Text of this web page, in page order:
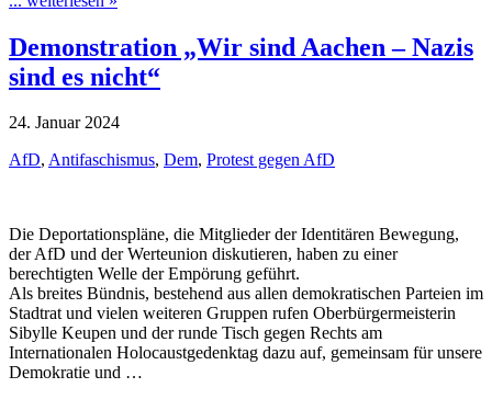
Demonstration „Wir sind Aachen – Nazis
sind es nicht“
24. Januar 2024
AfD, Antifaschismus, Dem, Protest gegen AfD
Die Deportationspläne, die Mitglieder der Identitären Bewegung,
der AfD und der Werteunion diskutieren, haben zu einer
berechtigten Welle der Empörung geführt.
Als breites Bündnis, bestehend aus allen demokratischen Parteien im
Stadtrat und vielen weiteren Gruppen rufen Oberbürgermeisterin
Sibylle Keupen und der runde Tisch gegen Rechts am
Internationalen Holocaustgedenktag dazu auf, gemeinsam für unsere
Demokratie und …